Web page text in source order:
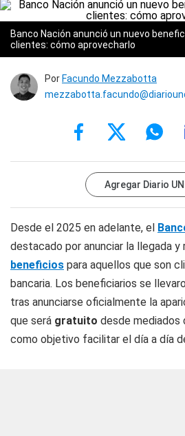
Banco Nación anunció un nuevo
clientes: cómo aprovecharlo
Por Facundo Mezzabotta
Agregar Diario
Desde el 2025 en adelante, el
destacado por anunciar la llegada y
beneficios para aquellos que son
bancaria. Los beneficiarios se
tras anunciarse oficialmente la
que será gratuito desde mediados
como objetivo facilitar el día a día